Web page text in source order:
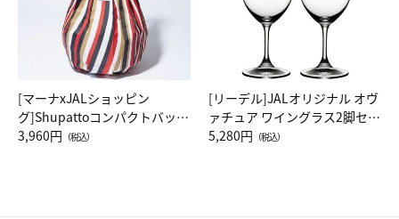
[マーナxJALショッピン
グ]Shupattoコンパクトバッグ
Drop JAL客室乗務員（LC）ス
3,960円 （税込）
[リーデル]JALオリジナル オヴ
ァチュア ワイングラス2脚セッ
ト（レッドワイン）
5,280円 （税込）